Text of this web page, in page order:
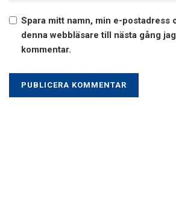
Spara mitt namn, min e-postadress
denna webbläsare till nästa gång
kommentar.